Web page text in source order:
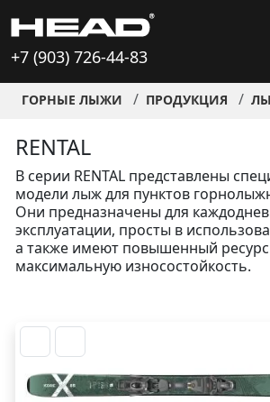
+7 (903) 726-44-83
ГОРНЫЕ ЛЫЖИ ПРОДУКЦИЯ
RENTAL
В серии RENTAL представлены
модели лыж для пунктов
Они предназначены для
эксплуатации, просты в
а также имеют повышенный
максимальную износостойкость.